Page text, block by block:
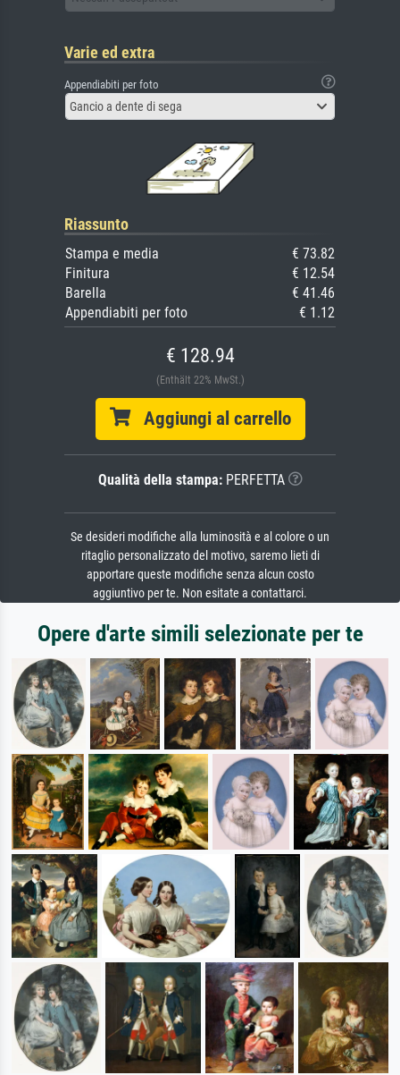
Varie ed extra
Appendiabiti per foto
Gancio a dente di sega
Riassunto
Stampa e media
€ 73.82
Finitura
€ 12.54
Barella
€ 41.46
Appendiabiti per foto
€ 1.12
€ 128.94
(Enthält 22% MwSt.)
Aggiungi al carrello
Qualità della stampa:PERFETTA
Se desideri modifiche alla luminosità e al colore o un
ritaglio personalizzato del motivo, saremo lieti di
apportare queste modifiche senza alcun costo
aggiuntivo per te. Non esitate a contattarci.
Opere d'arte simili selezionate per te